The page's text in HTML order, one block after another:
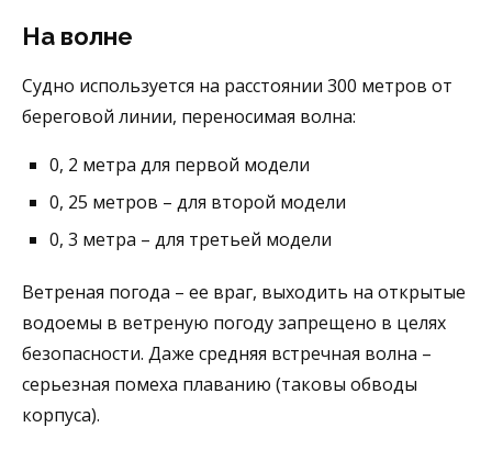
На волне
Судно используется на расстоянии 300 метров от
береговой линии, переносимая волна:
0, 2 метра для первой модели
0, 25 метров – для второй модели
0, 3 метра – для третьей модели
Ветреная погода – ее враг, выходить на открытые
водоемы в ветреную погоду запрещено в целях
безопасности. Даже средняя встречная волна –
серьезная помеха плаванию (таковы обводы
корпуса).